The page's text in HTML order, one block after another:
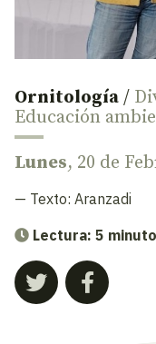
Ornitología /
Educación
Lunes, 20 de
— Texto: Aranzadi
Lectura: 5